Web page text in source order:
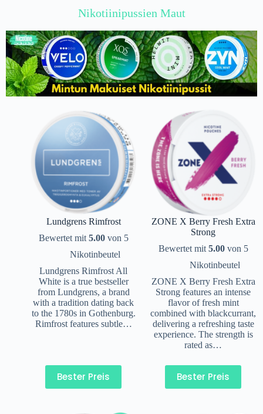
Nikotiinipussien Maut
Lundgrens Rimfrost
Bewertet mit 5.00von 5
Nikotinbeutel
Lundgrens Rimfrost All
White is a true bestseller
from Lundgrens, a brand
with a tradition dating back
to the 1780s in Gothenburg.
Rimfrost features subtle…
Bester Preis
ZONE X Berry Fresh Extra
Strong
Bewertet mit 5.00von 5
Nikotinbeutel
ZONE X Berry Fresh Extra
Strong features an intense
flavor of fresh mint
combined with blackcurrant,
delivering a refreshing taste
experience. The strength is
rated as…
Bester Preis